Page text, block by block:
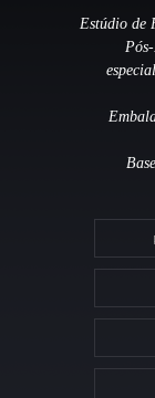
Estúdio de